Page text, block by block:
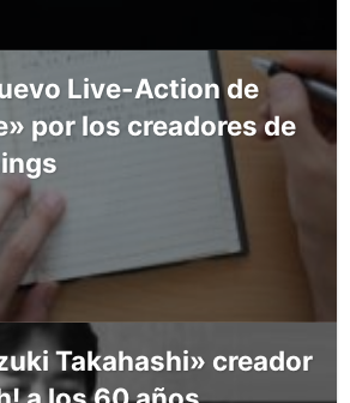
Live-Action de
por los creadores de
Takahashi» creador